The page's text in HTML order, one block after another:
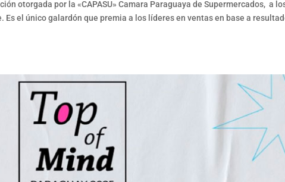
otorgada por la «CAPASU» Camara Paraguaya de Supermercados, a
Es el único galardón que premia a los líderes en ventas en base a